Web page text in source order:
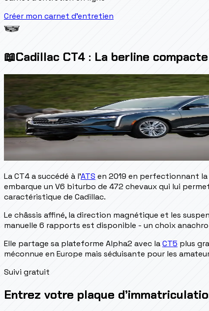
Créer mon carnet d'entretien
📖Cadillac CT4 : La berline
La CT4 a succédé à l'ATS en 2019 en perfectionnant la
embarque un V6 biturbo de 472 chevaux qui lui
caractéristique de Cadillac.
Le châssis affiné, la direction magnétique et les
manuelle 6 rapports est disponible - un choix
Elle partage sa plateforme Alpha2 avec laCT5 plus
méconnue en Europe mais séduisante pour les
Suivi gratuit
Entrez votre plaque